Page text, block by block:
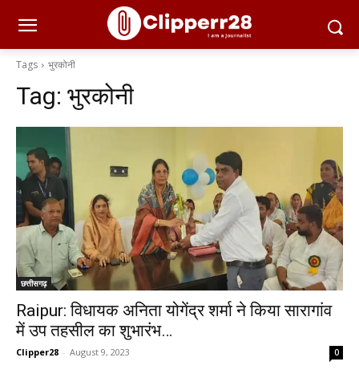
Tags भुरकोनी
Tag: भुरकोनी
छत्तीसगढ़
Raipur: विधायक अनिता योगेंद्र शर्मा ने किया सारागांव
में उप तहसील का शुभारंभ…
Clipper28 - August 9, 2023 0